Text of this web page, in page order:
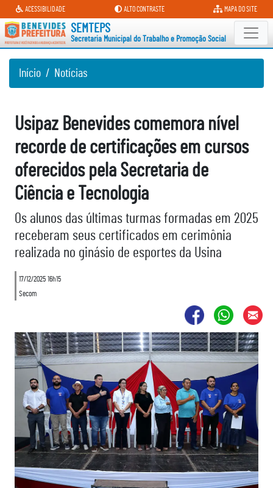
Secretaria Municipal do
ACESSIBILIDADE ALTO CONTRASTE MAPA DO SITE
SEMTEPS
Secretaria Municipal do Trabalho e Promoção Social
Início Notícias
Usipaz Benevides comemora nível
recorde de certificações em cursos
oferecidos pela Secretaria de
Ciência e Tecnologia
Os alunos das últimas turmas formadas em 2025
receberam seus certificados em cerimônia
realizada no ginásio de esportes da Usina
17/12/2025 16h15
Secom